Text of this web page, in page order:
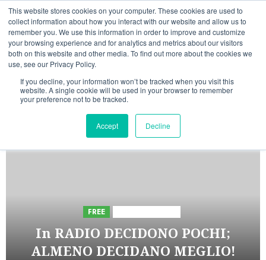
This website stores cookies on your computer. These cookies are used to
collect information about how you interact with our website and allow us to
remember you. We use this information in order to improve and customize
your browsing experience and for analytics and metrics about our visitors
both on this website and other media. To find out more about the cookies we
use, see our Privacy Policy.
If you decline, your information won’t be tracked when you visit this
website. A single cookie will be used in your browser to remember
your preference not to be tracked.
Accept Decline
Vai
contenuto
08/08/202617:25:18
LinkedinFacebook
X TelegramWhatsappMastodon
INIZIATIVE ASTORRI
FREE
In RADIO DECIDONO POCHI;
ALMENO DECIDANO MEGLIO!